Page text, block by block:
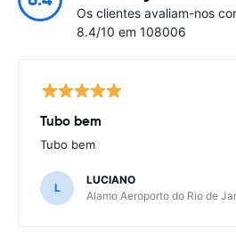
Os clientes avaliam-nos
8.4/10 em 108006
Tubo bem
Tubo bem
L
LUCIANO
Alamo Aeroporto do Rio de